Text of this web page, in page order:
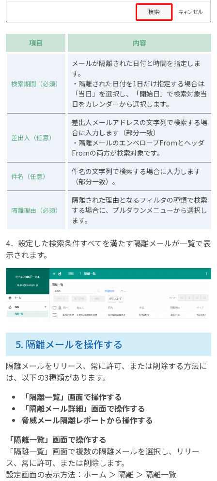
項目 内容
検索期間（必須）
メールが隔離された日付と時間を指定しま
す。
・隔離された日付を1日だけ指定する場合は
「当日」を選択し、「開始日」で検索対象当
日をカレンダーから選択します。
差出人（任意）
差出人メールアドレスの文字列で検索する場
合に入力します（部分一致）
・隔離メールのエンベロープFromとヘッダ
Fromの両方が検索対象です。
件名（任意）
件名の文字列で検索する場合に入力します
（部分一致）。
隔離理由（必須）
隔離された理由となるフィルタの種類で検索
する場合に、プルダウンメニューから選択し
ます。
4．設定した検索条件すべてを満たす隔離メールが一覧で表
示されます。
5. 隔離メールを操作する
隔離メールをリリース、常に許可、または削除する方法に
は、以下の3種類があります。
「隔離一覧」画面で操作する
「隔離メール詳細」画面で操作する
脅威メール隔離レポートから操作する
「隔離一覧」画面で操作する
「隔離一覧」画面で複数の隔離メールを選択し、リリー
ス、常に許可、または削除します。
設定画面の表示方法：ホーム ＞ 隔離 ＞ 隔離一覧